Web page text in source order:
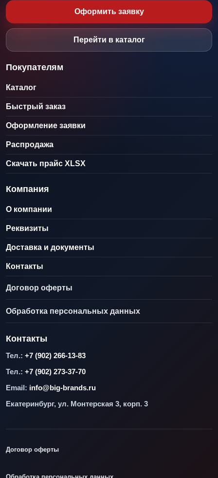
Оформить заявку
Перейти в каталог
Покупателям
Каталог
Быстрый заказ
Оформление заявки
Распродажа
Скачать прайс XLSX
Компания
О компании
Реквизиты
Доставка и документы
Контакты
Договор оферты
Обработка персональных данных
Контакты
Тел.: +7 (902) 266-13-83
Тел.: +7 (902) 273-37-70
Email: info@big-brands.ru
Екатеринбург, ул. Монтерская 3, корп. 3
Договор оферты